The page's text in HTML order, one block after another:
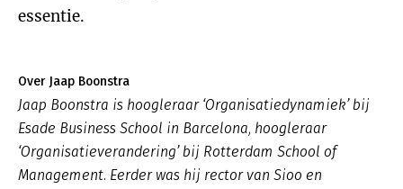
essentie.
Over Jaap Boonstra
Jaap Boonstra is hoogleraar ‘Organisatiedynamiek’ bij
Esade Business School in Barcelona, hoogleraar
‘Organisatieverandering’ bij Rotterdam School of
Management. Eerder was hij rector van Sioo en